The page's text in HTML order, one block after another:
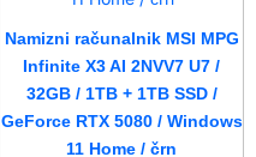
Namizni računalnik MSI MPG
Infinite X3 AI 2NVV7 U7 /
32GB / 1TB + 1TB SSD /
GeForce RTX 5080 / Windows
11 Home / črn